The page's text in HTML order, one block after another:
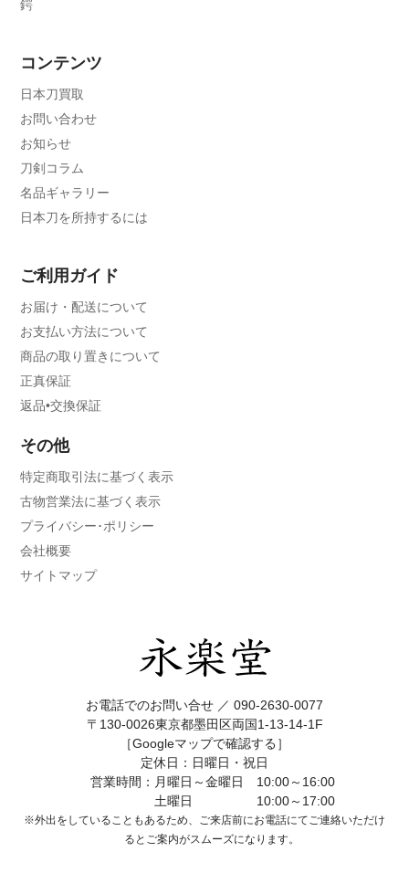
鍔
コンテンツ
日本刀買取
お問い合わせ
お知らせ
刀剣コラム
名品ギャラリー
日本刀を所持するには
ご利用ガイド
お届け・配送について
お支払い方法について
商品の取り置きについて
正真保証
返品•交換保証
その他
特定商取引法に基づく表示
古物営業法に基づく表示
プライバシー･ポリシー
会社概要
サイトマップ
お電話でのお問い合せ ／ 090-2630-0077
〒130-0026東京都墨田区両国1-13-14-1F
［Googleマップで確認する］
定休日：日曜日・祝日
営業時間：月曜日～金曜日 10:00～16:00
土曜日 10:00～17:00
※外出をしていることもあるため、ご来店前にお電話にてご連絡いただけ
ると ご案内がスムーズになります。